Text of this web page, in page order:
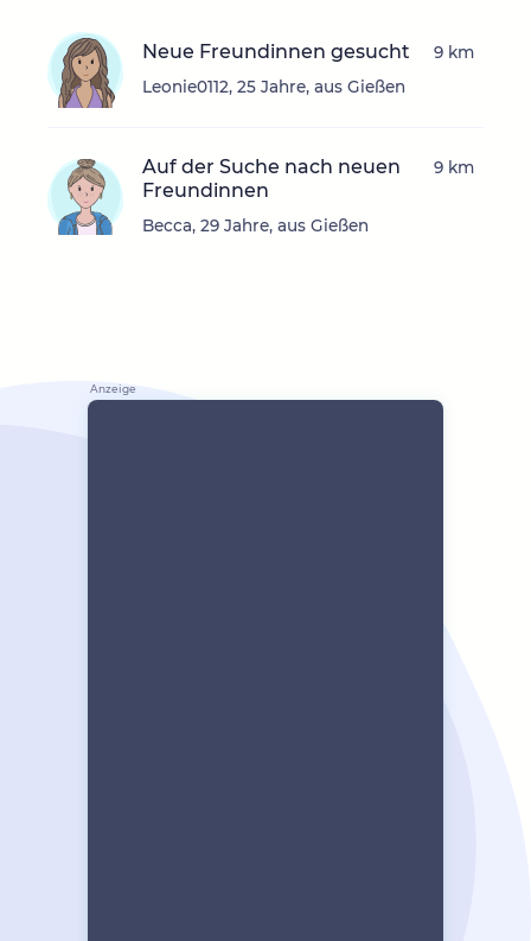
Neue Freundinnen gesucht
Leonie0112, 25 Jahre, aus Gießen
9 km
Auf der Suche nach neuen
Freundinnen
Becca, 29 Jahre, aus Gießen
9 km